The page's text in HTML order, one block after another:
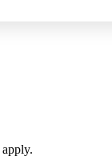
apply.